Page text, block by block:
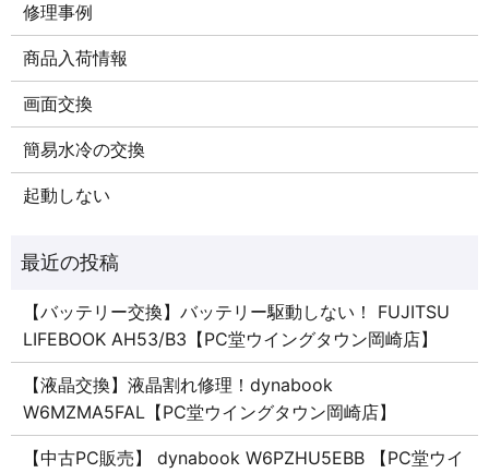
修理事例
商品入荷情報
画面交換
簡易水冷の交換
起動しない
【バッテリー交換】バッテリー駆動しない！ FUJITSU
LIFEBOOK AH53/B3【PC堂ウイングタウン岡崎店】
【液晶交換】液晶割れ修理！dynabook
W6MZMA5FAL【PC堂ウイングタウン岡崎店】
【中古PC販売】 dynabook W6PZHU5EBB 【PC堂ウイ